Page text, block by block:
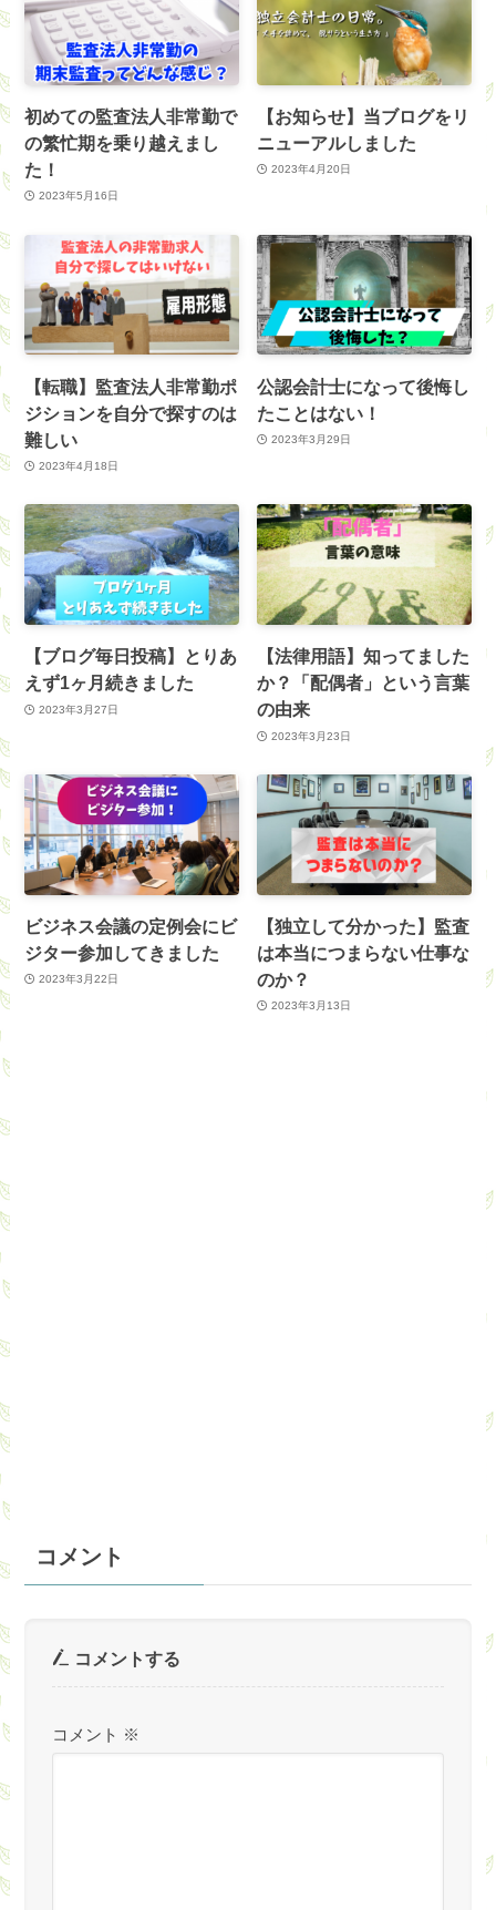
初めての監査法人非常勤で
の繁忙期を乗り越えまし
た！
2023年5月16日
【お知らせ】当ブログをリ
ニューアルしました
2023年4月20日
【転職】監査法人非常勤ポ
ジションを自分で探すのは
難しい
2023年4月18日
公認会計士になって後悔し
たことはない！
2023年3月29日
【ブログ毎日投稿】とりあ
えず1ヶ月続きました
2023年3月27日
【法律用語】知ってました
か？「配偶者」という言葉
の由来
2023年3月23日
ビジネス会議の定例会にビ
ジター参加してきました
2023年3月22日
【独立して分かった】監査
は本当につまらない仕事な
のか？
2023年3月13日
コメント
コメントする
コメント ※